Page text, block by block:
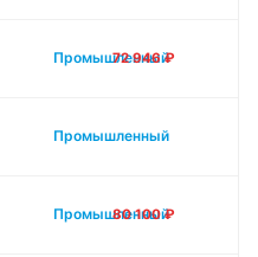
Промышленный
72 946₽
Промышленный
Промышленный
80 100₽